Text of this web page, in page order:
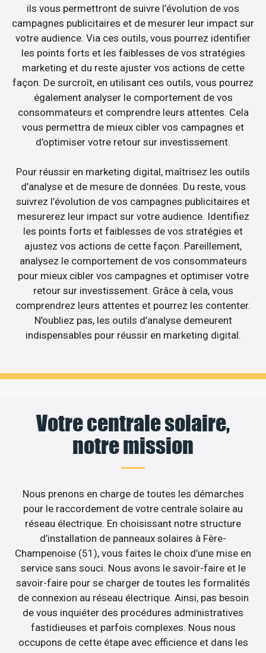
ils vous permettront de suivre l’évolution de vos
campagnes publicitaires et de mesurer leur impact sur
votre audience. Via ces outils, vous pourrez identifier
les points forts et les faiblesses de vos stratégies
marketing et du reste ajuster vos actions de cette
façon. De surcroît, en utilisant ces outils, vous pourrez
également analyser le comportement de vos
consommateurs et comprendre leurs attentes. Cela
vous permettra de mieux cibler vos campagnes et
d’optimiser votre retour sur investissement.
Pour réussir en marketing digital, maîtrisez les outils
d’analyse et de mesure de données. Du reste, vous
suivrez l’évolution de vos campagnes publicitaires et
mesurerez leur impact sur votre audience. Identifiez
les points forts et faiblesses de vos stratégies et
ajustez vos actions de cette façon. Pareillement,
analysez le comportement de vos consommateurs
pour mieux cibler vos campagnes et optimiser votre
retour sur investissement. Grâce à cela, vous
comprendrez leurs attentes et pourrez les contenter.
N’oubliez pas, les outils d’analyse demeurent
indispensables pour réussir en marketing digital.
Votre centrale solaire,
notre mission
Nous prenons en charge de toutes les démarches
pour le raccordement de votre centrale solaire au
réseau électrique. En choisissant notre structure
d’installation de panneaux solaires à Fère-
Champenoise (51), vous faites le choix d’une mise en
service sans souci. Nous avons le savoir-faire et le
savoir-faire pour se charger de toutes les formalités
de connexion au réseau électrique. Ainsi, pas besoin
de vous inquiéter des procédures administratives
fastidieuses et parfois complexes. Nous nous
occupons de cette étape avec efficience et dans les